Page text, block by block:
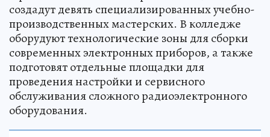
создадут девять специализированных учебно-
производственных мастерских. В колледже
оборудуют технологические зоны для сборки
современных электронных приборов, а также
подготовят отдельные площадки для
проведения настройки и сервисного
обслуживания сложного радиоэлектронного
оборудования.